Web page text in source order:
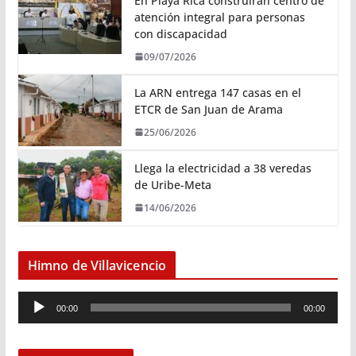
atención integral para personas
con discapacidad
09/07/2026
La ARN entrega 147 casas en el
ETCR de San Juan de Arama
25/06/2026
Llega la electricidad a 38 veredas
de Uribe-Meta
14/06/2026
Himno de Villavicencio
e
00:00 00:00